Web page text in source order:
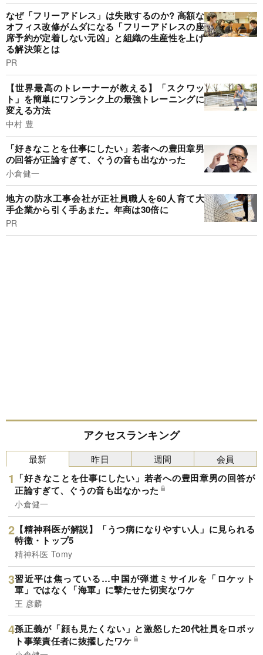
なぜ「フリーアドレス」は失敗するのか? 高額な
オフィス改修がムダになる「フリーアドレスの座
席予約が定着しない元凶」と組織の生産性を上げ
る解決策とは
PR
【世界最高のトレーナーが教える】「スクワッ
ト」を簡単にワンランク上の最強トレーニングに
変える方法
中村 豊
「好きなことを仕事にしたい」若者への豊田章男
の回答が正論すぎて、ぐうの音も出なかった
小倉健一
地方の防水工事会社が正社員職人を60人育て大
手企業から引く手あまた。年商は30倍に
PR
アクセスランキング
最新
「好きなことを仕事にしたい」若者への豊田章男の回答が
正論すぎて、ぐうの音も出なかった
小倉健一
【精神科医が解説】「うつ病になりやすい人」に見られる
特徴・トップ5
精神科医 Tomy
習近平は焦っている…中国が弾道ミサイルを「ロケット
軍」ではなく「海軍」に撃たせた切実なワケ
王 彦麟
孫正義が「顔も見たくない」と激怒した20代社員をロボッ
ト事業責任者に抜擢したワケ
昨日 週間 会員